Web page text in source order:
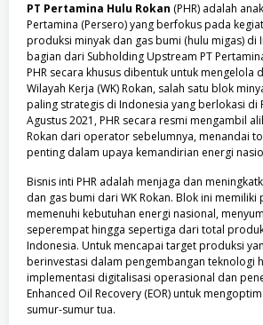
PT Pertamina Hulu Rokan (PHR) adalah
Pertamina (Persero) yang berfokus pada
produksi minyak dan gas bumi (hulu migas) di
bagian dari Subholding Upstream PT
PHR secara khusus dibentuk untuk mengelola
Wilayah Kerja (WK) Rokan, salah satu blok
paling strategis di Indonesia yang berlokasi di
Agustus 2021, PHR secara resmi mengambil
Rokan dari operator sebelumnya, menandai
penting dalam upaya kemandirian energi
Bisnis inti PHR adalah menjaga dan
dan gas bumi dari WK Rokan. Blok ini
memenuhi kebutuhan energi nasional,
seperempat hingga sepertiga dari total
Indonesia. Untuk mencapai target produksi
berinvestasi dalam pengembangan teknologi
implementasi digitalisasi operasional dan
Enhanced Oil Recovery (EOR) untuk
sumur-sumur tua.